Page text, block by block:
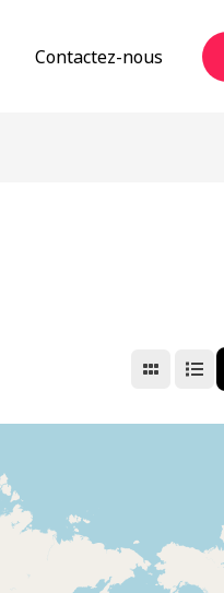
Contactez-nous